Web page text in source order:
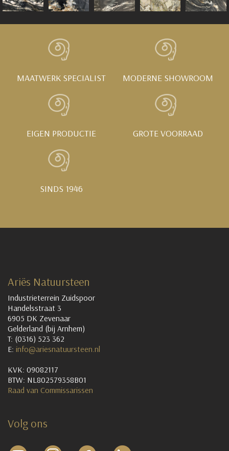
MAATWERK SPECIALIST MODERNE SHOWROOM
EIGEN PRODUCTIE GROTE VOORRAAD
SINDS 1946
Ariës Natuursteen
Industrieterrein Zuidspoor
Handelsstraat 3
6905 DK Zevenaar
Gelderland (bij Arnhem)
T: (0316) 523 362
E: info@ariesnatuursteen.nl
KVK: 09082117
BTW: NL802579358B01
Raad van Commissarissen
Volg ons